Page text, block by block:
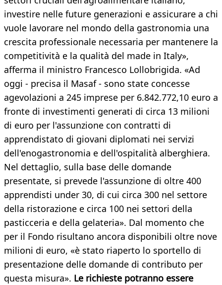
investire nelle future generazioni e assicurare a chi
vuole lavorare nel mondo della gastronomia una
crescita professionale necessaria per mantenere la
competitività e la qualità del made in Italy»,
afferma il ministro Francesco Lollobrigida. «Ad
oggi - precisa il Masaf - sono state concesse
agevolazioni a 245 imprese per 6.842.772,10 euro a
fronte di investimenti generati di circa 13 milioni
di euro per l'assunzione con contratti di
apprendistato di giovani diplomati nei servizi
dell'enogastronomia e dell'ospitalità alberghiera.
Nel dettaglio, sulla base delle domande
presentate, si prevede l'assunzione di oltre 400
apprendisti under 30, di cui circa 300 nel settore
della ristorazione e circa 100 nei settori della
pasticceria e della gelateria». Dal momento che
per il Fondo risultano ancora disponibili oltre nove
milioni di euro, «è stato riaperto lo sportello di
presentazione delle domande di contributo per
questa misura». Le richieste potranno essere